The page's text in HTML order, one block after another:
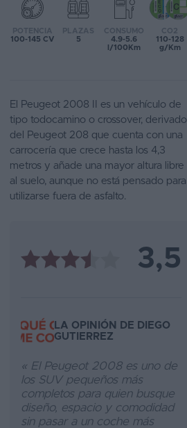
Favoritos
coche
Blog
Ventas
de
coches
POTENCIA
100-145 CV
PLAZAS
5
CONSUMO
4.9-5.6
l/100Km
CO2
110-128
g/Km
El Peugeot 2008 II es un vehículo de
tipo todocamino o crossover, derivado
del Peugeot 208 que cuenta con una
carrocería que crece hasta los 4,3
metros y añade una mayor altura libre
al suelo, aunque no está pensado para
utilizarse fuera de asfalto.
3,5
LA OPINIÓN DE DIEGO
GUTIERREZ
« El Peugeot 2008 es uno de
los SUV pequeños más
completos para quien busque
diseño, espacio y comodidad
sin pasar a un coche más